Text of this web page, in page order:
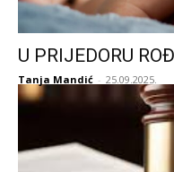
U PRIJEDORU
Tanja Mandić - 25.09.2025.